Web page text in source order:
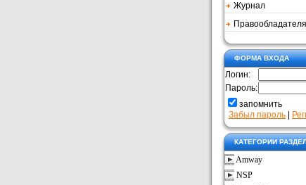
Журнал
ФОРМА ВХОДА
Логин:
Пароль:
запомнить
Забыл пароль
КАТЕГОРИИ
Amway
NSP